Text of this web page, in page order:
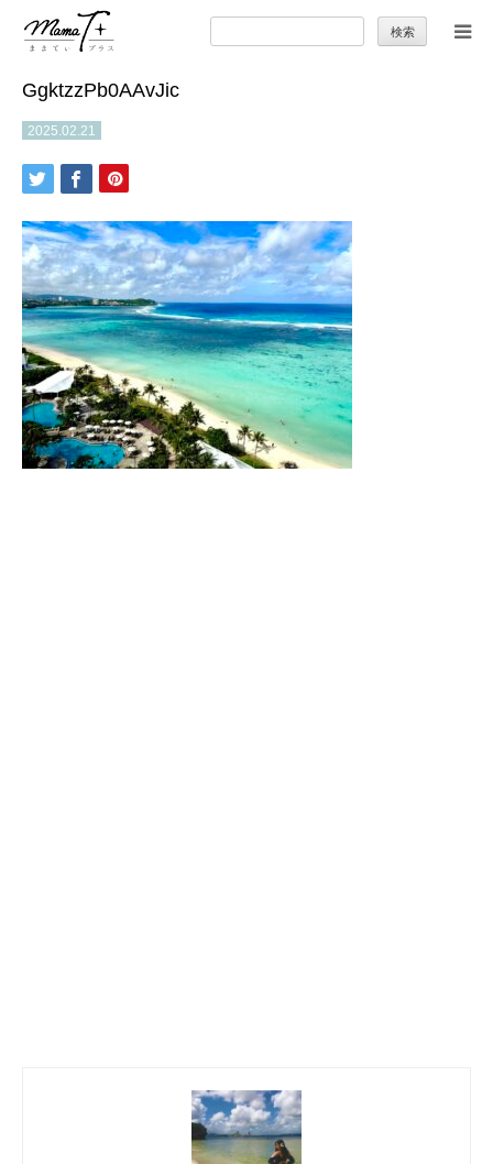
索:
GgktzzPb0AAvJic
2025.02.21
トップ
セカンドキャリア
暮らしの小ワザ
子育て
季節の行事やお出かけ
特集